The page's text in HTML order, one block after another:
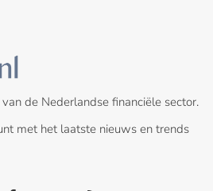
de Nederlandse financiële sector.
met het laatste nieuws en trends